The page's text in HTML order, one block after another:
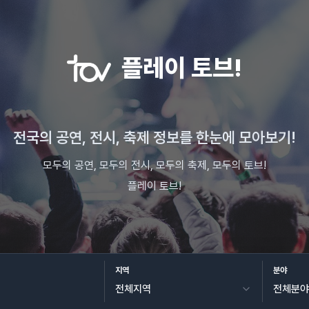
플레이 토브!
전국의 공연, 전시, 축제 정보를 한눈에 모아보기!
모두의 공연, 모두의 전시, 모두의 축제, 모두의 토브!
플레이 토브!
지역 분야